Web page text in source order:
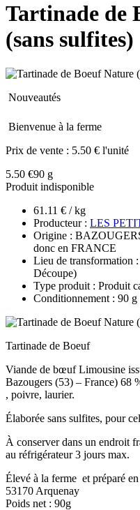
Tartinade de
(sans sulfites)
Nouveautés
Bienvenue à la ferme
Prix de vente : 5.50 € l'unité
5.50 €90 g
Produit indisponible
61.11 € / kg
Producteur : LES
Origine :
donc en FRANCE
Lieu de transformation
Découpe)
Type produit : Produit
Conditionnement : 90 g
Tartinade de Boeuf
Viande de bœuf Limousine
Bazougers (53) – France) 68
, poivre, laurier.
Élaborée sans sulfites, pour
À conserver dans un endroit
au réfrigérateur 3 jours max.
Élevé à la ferme et préparé
53170 Arquenay
Poids net : 90g